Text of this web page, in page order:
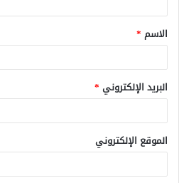
ق
*
الاسم *
البريد الإلكتروني *
الموقع الإلكتروني